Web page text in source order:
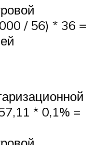
/ 56) * 36 =
* 0,1% =